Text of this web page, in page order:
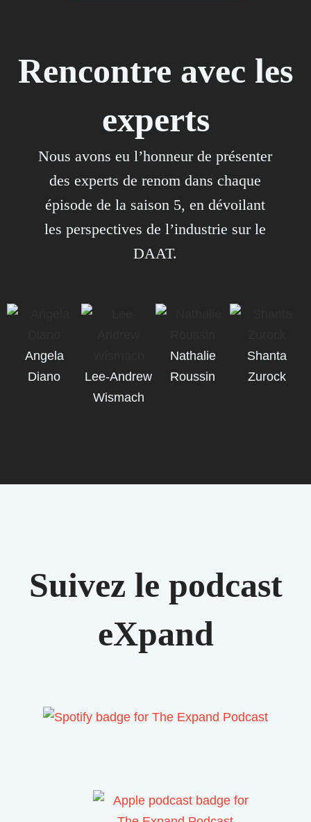
Rencontre avec les
experts
Nous avons eu l’honneur de présenter
des experts de renom dans chaque
épisode de la saison 5, en dévoilant
les perspectives de l’industrie sur le
DAAT.
Angela
Diano
Lee-Andrew
Wismach
Nathalie
Roussin
Shanta
Zurock
Suivez le podcast
eXpand​